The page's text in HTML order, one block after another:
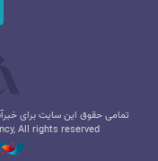
تمامی حقوق این سایت برای
All rights reserved